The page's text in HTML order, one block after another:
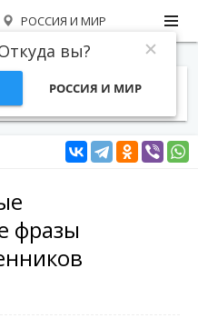
РОССИЯ И МИР
вы?
РОССИЯ И МИР
ФОТО
фразы